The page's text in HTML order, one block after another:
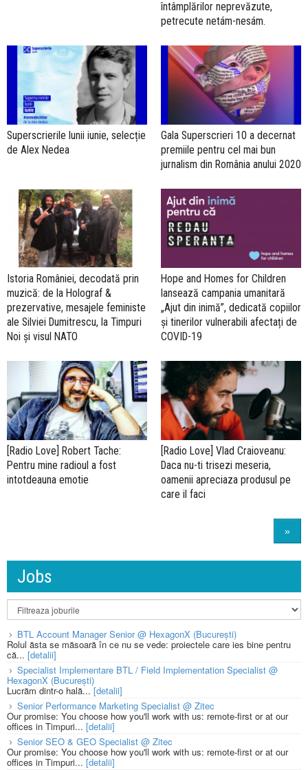
întâmplărilor neprevăzute,
petrecute netám-nesám.
Superscrierile lunii iunie, selecție
de Alex Nedea
Gala Superscrieri 10 a decernat
premiile pentru cel mai bun
jurnalism din România anului 2020
Istoria României, decodată prin
muzică: de la Holograf &
prezervative, mesajele feministe
ale Silviei Dumitrescu, la Timpuri
Noi și visul NATO
Hope and Homes for Children
lansează campania umanitară
„Ajut din inimă”, dedicată copiilor
și tinerilor vulnerabili afectați de
COVID-19
[Radio Love] Robert Tache:
Pentru mine radioul a fost
intotdeauna emotie
[Radio Love] Vlad Craioveanu:
Daca nu-ti trisezi meseria,
oamenii apreciaza produsul pe
care il faci
»
Jobs
BTL Account Manager Senior @ HexagonX (București)
Rolul ăsta se măsoară în ce nu se vede: proiectele care ies bine pentru
că... [detalii]
Specialist Implementare BTL / Field Implementation Specialist @
HexagonX (București)
Lucrăm dintr-o hală...[detalii]
Senior Performance Marketing Specialist @ Zitec
Our promise: You choose how you'll work with us: remote-first or at our
offices in Timpuri... [detalii]
Senior SEO & GEO Specialist @ Zitec
Our promise: You choose how you'll work with us: remote-first or at our
offices in Timpuri... [detalii]